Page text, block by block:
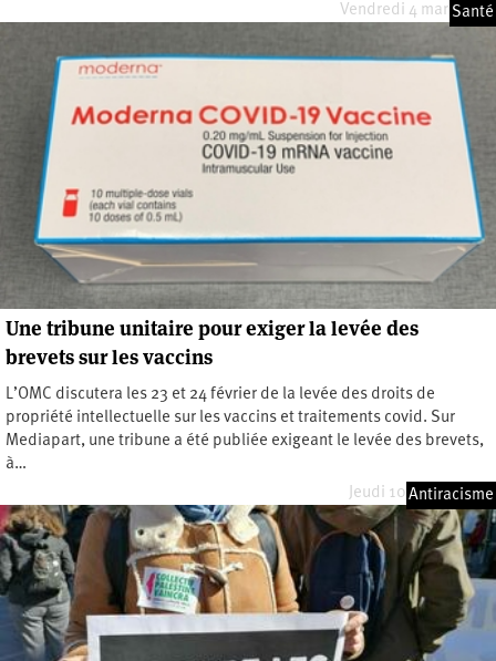
Vendredi 4 mars 2022
Santé
Une tribune unitaire pour exiger la levée des
brevets sur les vaccins
L’OMC discutera les 23 et 24 février de la levée des droits de
propriété intellectuelle sur les vaccins et traitements covid. Sur
Mediapart, une tribune a été publiée exigeant le levée des brevets,
à…
Jeudi 10 février 2022
Antiracisme